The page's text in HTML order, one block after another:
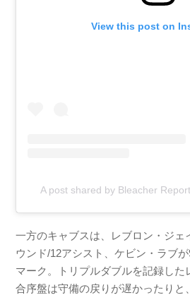
View this post on
A post shared by Bleacher
一方のキャブスは、レブロン・ジェ
ウンド/12アシスト、ケビン・ラブ
マーク。トリプルダブルを記録した
合序盤は守備の戻りが遅かったりと